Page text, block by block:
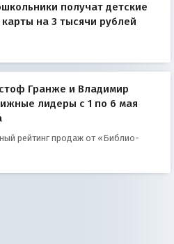
получат детские
на 3 тысячи рублей
Гранже и Владимир
лидеры с 1 по 6 мая
рейтинг продаж от «Библио-